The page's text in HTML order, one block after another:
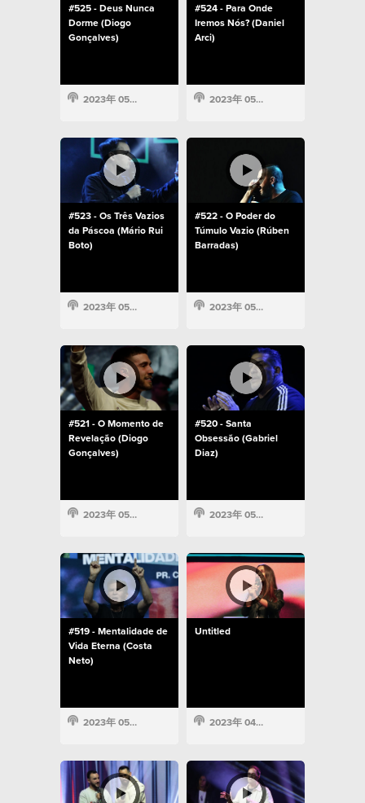
#525 - Deus Nunca
Dorme (Diogo
Gonçalves)
2023年 05月 14日
#524 - Para Onde
Iremos Nós? (Daniel
Arci)
2023年 05月 14日
#523 - Os Três Vazios
da Páscoa (Mário Rui
Boto)
2023年 05月 14日
#522 - O Poder do
Túmulo Vazio (Rúben
Barradas)
2023年 05月 14日
#521 - O Momento de
Revelação (Diogo
Gonçalves)
2023年 05月 14日
#520 - Santa
Obsessão (Gabriel
Diaz)
2023年 05月 14日
#519 - Mentalidade de
Vida Eterna (Costa
Neto)
2023年 05月 14日
Untitled
2023年 04月 19日